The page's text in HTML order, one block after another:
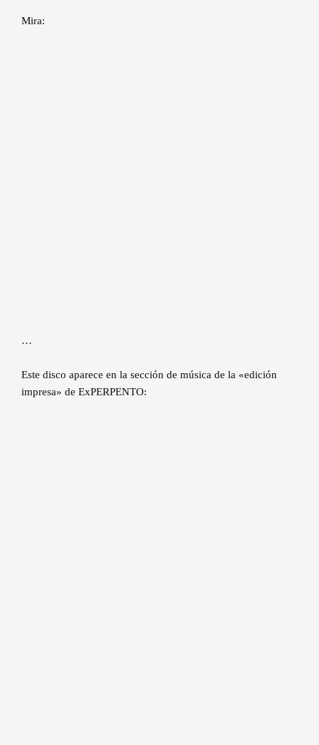
Mira:
…
Este disco aparece en la sección de música de la «edición
impresa» de ExPERPENTO: